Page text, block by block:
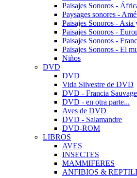
Paisajes Sonoros -
Paysages sonores -
Paisajes Sonoros - Asia
Paisajes Sonoros -
Paisajes Sonoros -
Paisajes Sonoros - El
Niños
DVD
DVD
Vida Silvestre de DVD
DVD - Francia Sauvage
DVD - en otra parte...
Aves de DVD
DVD - Salamandre
DVD-ROM
LIBROS
AVES
INSECTES
MAMMIFERES
ANFIBIOS &